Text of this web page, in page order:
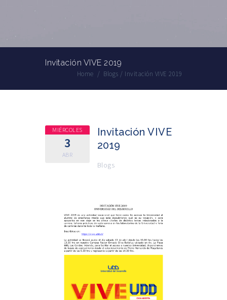
Invitación VIVE 2019
Home / Blogs / Invitación VIVE 2019
MIÉRCOLES
3
ABR
Invitación VIVE
2019
Blogs